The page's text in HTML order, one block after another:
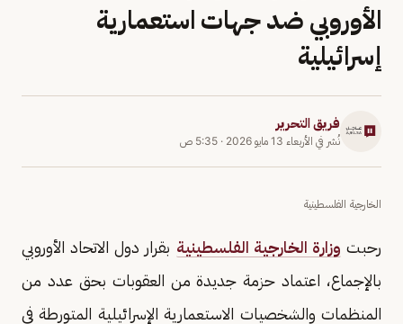
الأوروبي ضد جهات استعمارية
إسرائيلية
فريق التحرير
نُشر في الأربعاء 13 مايو 2026 · 5:35 ص
الخارجية الفلسطينية
رحبت وزارة الخارجية الفلسطينية بقرار دول الاتحاد الأوروبي
بالإجماع، اعتماد حزمة جديدة من العقوبات بحق عدد من
المنظمات والشخصيات الاستعمارية الإسرائيلية المتورطة في